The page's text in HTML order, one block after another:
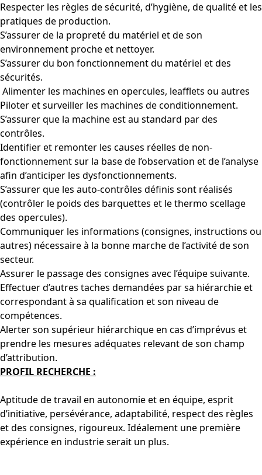
Respecter les règles de sécurité, d’hygiène, de qualité et les
pratiques de production.
S’assurer de la propreté du matériel et de son
environnement proche et nettoyer.
S’assurer du bon fonctionnement du matériel et des
sécurités.
Alimenter les machines en opercules, leafflets ou autres
Piloter et surveiller les machines de conditionnement.
S’assurer que la machine est au standard par des
contrôles.
Identifier et remonter les causes réelles de non-
fonctionnement sur la base de l’observation et de l’analyse
afin d’anticiper les dysfonctionnements.
S’assurer que les auto-contrôles définis sont réalisés
(contrôler le poids des barquettes et le thermo scellage
des opercules).
Communiquer les informations (consignes, instructions ou
autres) nécessaire à la bonne marche de l’activité de son
secteur.
Assurer le passage des consignes avec l’équipe suivante.
Effectuer d’autres taches demandées par sa hiérarchie et
correspondant à sa qualification et son niveau de
compétences.
Alerter son supérieur hiérarchique en cas d’imprévus et
prendre les mesures adéquates relevant de son champ
d’attribution.
PROFIL RECHERCHE :
Aptitude de travail en autonomie et en équipe, esprit
d’initiative, persévérance, adaptabilité, respect des règles
et des consignes, rigoureux. Idéalement une première
expérience en industrie serait un plus.